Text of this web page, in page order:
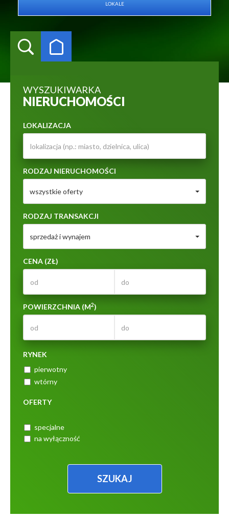
LOKALE
WYSZUKIWARKA
NIERUCHOMOŚCI
LOKALIZACJA
RODZAJ NIERUCHOMOŚCI
wszystkie oferty
RODZAJ TRANSAKCJI
sprzedaż i wynajem
CENA (ZŁ)
POWIERZCHNIA (M2)
RYNEK
pierwotny
wtórny
OFERTY
specjalne
na wyłączność